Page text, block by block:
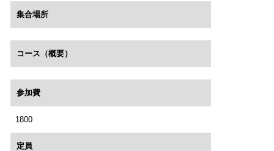
集合場所
コース（概要）
参加費
1800
定員